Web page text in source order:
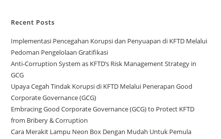
Recent Posts
Implementasi Pencegahan Korupsi dan Penyuapan di KFTD Melalui
Pedoman Pengelolaan Gratifikasi
Anti-Corruption System as KFTD’s Risk Management Strategy in
GCG
Upaya Cegah Tindak Korupsi di KFTD Melalui Penerapan Good
Corporate Governance (GCG)
Embracing Good Corporate Governance (GCG) to Protect KFTD
from Bribery & Corruption
Cara Merakit Lampu Neon Box Dengan Mudah Untuk Pemula